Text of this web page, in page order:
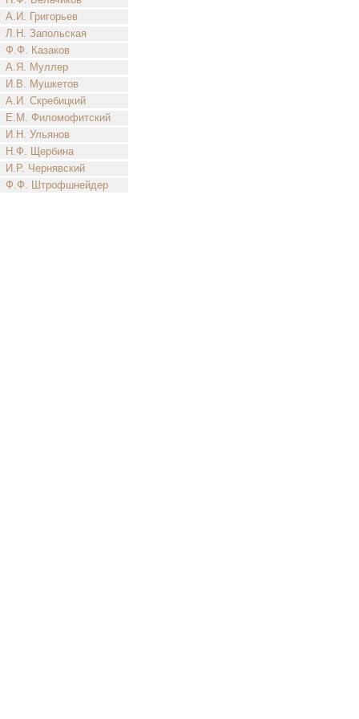
А.И. Григорьев
Л.Н. Запольская
Ф.Ф. Казаков
А.Я. Муллер
И.В. Мушкетов
А.И. Скребицкий
Е.М. Филомофитский
И.Н. Ульянов
Н.Ф. Щербина
И.Р. Чернявский
Ф.Ф. Штрофшнейдер